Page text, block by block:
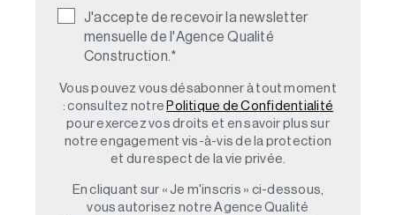
J'accepte de recevoir la newsletter
mensuelle de l'Agence Qualité
Construction. *
Vous pouvez vous désabonner à tout moment
: consultez notre Politique de Confidentialité
pour exercez vos droits et en savoir plus sur
notre engagement vis-à-vis de la protection
et du respect de la vie privée.
En cliquant sur « Je m'inscris » ci-dessous,
vous autorisez notre Agence Qualité